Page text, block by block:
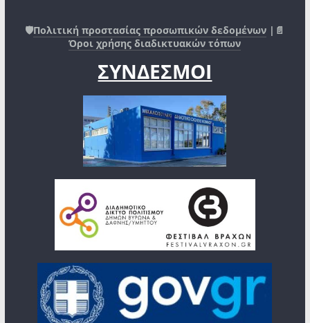
🛡️Πολιτική προστασίας προσωπικών δεδομένων |📄
Όροι χρήσης διαδικτυακών τόπων
ΣΥΝΔΕΣΜΟΙ